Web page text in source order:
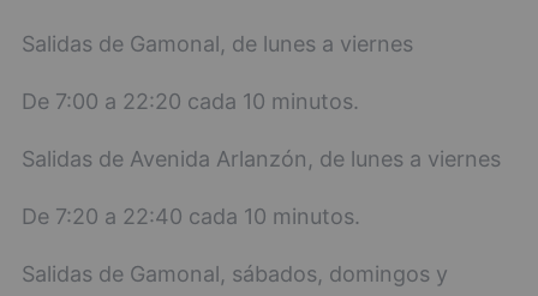
Salidas de Gamonal, de lunes a viernes
De 7:00 a 22:20 cada 10 minutos.
Salidas de Avenida Arlanzón, de lunes a viernes
De 7:20 a 22:40 cada 10 minutos.
Salidas de Gamonal, sábados, domingos y